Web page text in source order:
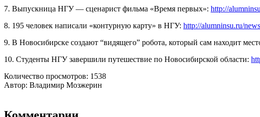
7. Выпускница НГУ — сценарист фильма «Время первых»: http://
8. 195 человек написали «контурную карту» в НГУ: http://alumninsu.ru/
9. В Новосибирске создают “видящего” робота, который сам находит
10. Студенты НГУ завершили путешествие по Новосибирской области:
Количество просмотров: 1538
Автор: Владимир Мозжерин